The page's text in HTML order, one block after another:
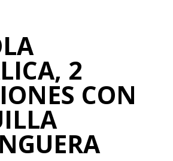
2
CON